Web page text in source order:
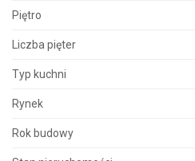
Piętro
Liczba pięter
Typ kuchni
Rynek
Rok budowy